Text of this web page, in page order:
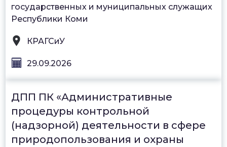
государственных и муниципальных служащих
Республики Коми
КРАГСиУ
29.09.2026
ДПП ПК «Административные
процедуры контрольной
(надзорной) деятельности в сфере
природопользования и охраны